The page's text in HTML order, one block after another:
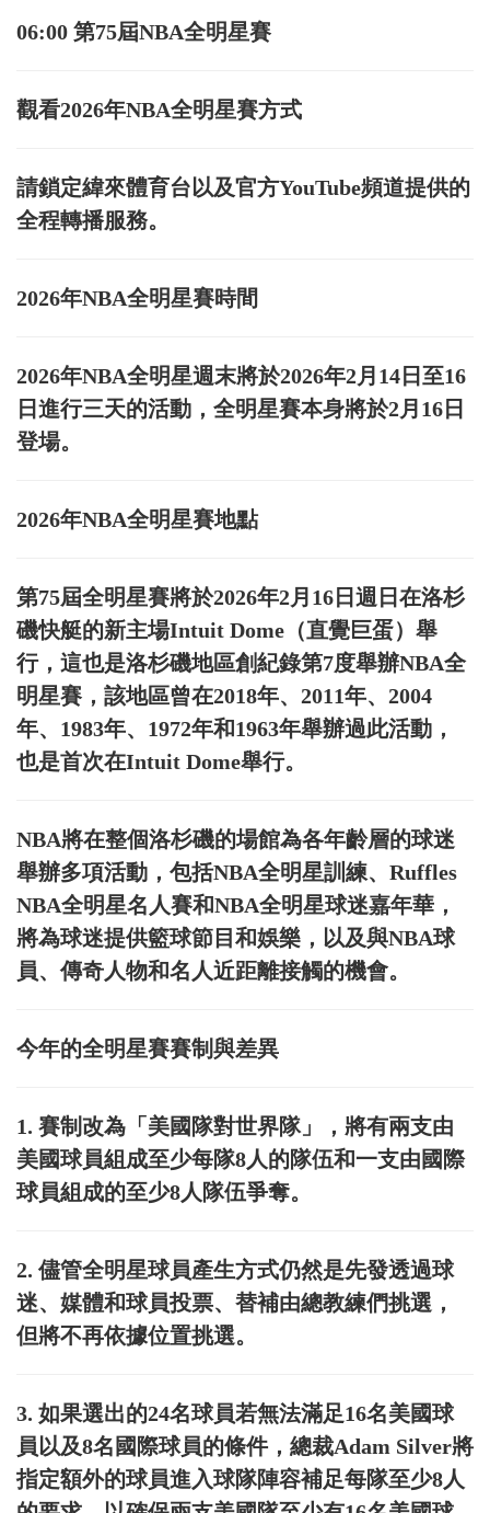
06:00 第75屆NBA全明星賽
觀看2026年NBA全明星賽方式
請鎖定緯來體育台以及官方YouTube頻道提供的
全程轉播服務。
2026年NBA全明星賽時間
2026年NBA全明星週末將於2026年2月14日至16
日進行三天的活動，全明星賽本身將於2月16日
登場。
2026年NBA全明星賽地點
第75屆全明星賽將於2026年2月16日週日在洛杉
磯快艇的新主場Intuit Dome（直覺巨蛋）舉
行，這也是洛杉磯地區創紀錄第7度舉辦NBA全
明星賽，該地區曾在2018年、2011年、2004
年、1983年、1972年和1963年舉辦過此活動，
也是首次在Intuit Dome舉行。
NBA將在整個洛杉磯的場館為各年齡層的球迷
舉辦多項活動，包括NBA全明星訓練、Ruffles
NBA全明星名人賽和NBA全明星球迷嘉年華，
將為球迷提供籃球節目和娛樂，以及與NBA球
員、傳奇人物和名人近距離接觸的機會。
今年的全明星賽賽制與差異
1. 賽制改為「美國隊對世界隊」，將有兩支由
美國球員組成至少每隊8人的隊伍和一支由國際
球員組成的至少8人隊伍爭奪。
2. 儘管全明星球員產生方式仍然是先發透過球
迷、媒體和球員投票、替補由總教練們挑選，
但將不再依據位置挑選。
3. 如果選出的24名球員若無法滿足16名美國球
員以及8名國際球員的條件，總裁Adam Silver將
指定額外的球員進入球隊陣容補足每隊至少8人